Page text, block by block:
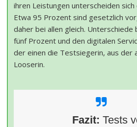
ihren Leistungen unterscheiden sich
Etwa 95 Prozent sind gesetzlich
daher bei allen gleich. Unterschiede
fünf Prozent und den digitalen
der einen die Testsiegerin, aus der
Looserin.
Fazit: Tests